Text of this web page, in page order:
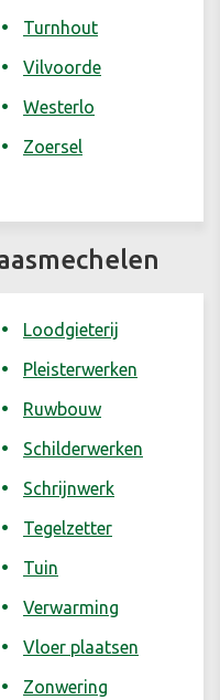
Turnhout
Vilvoorde
Westerlo
Zoersel
Loodgieterij
Pleisterwerken
Ruwbouw
Schilderwerken
Schrijnwerk
Tegelzetter
Tuin
Verwarming
Vloer plaatsen
Zonwering